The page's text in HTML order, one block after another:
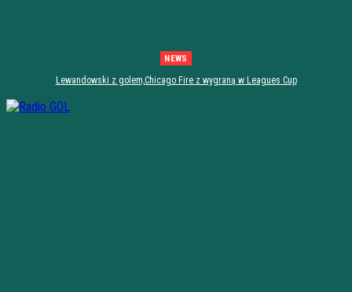
NEWS
Lewandowski z golem,Chicago Fire z wygraną w Leagues Cup